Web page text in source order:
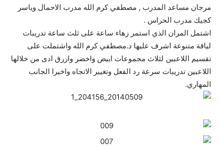
مرجان مساعد المدرب , مصطفي كرم الله مدرب الاحمال وياسر
كجيك مدرب الحراس .
اشتمل المران الذي استمر زهاء ساعة على ثلث ساعة تدريبات
لياقة متنوعة اشرف عليها د.مصطفي كرم الله واشتملت على
تقسيم اللاعبين لثلاث مجموعات ابيض واخضر وازرق ادى من خلالها
اللاعبين تدريبات سرعة رد الفعل وتغيير الاتجاه واخيرا الجانب
المهاري.